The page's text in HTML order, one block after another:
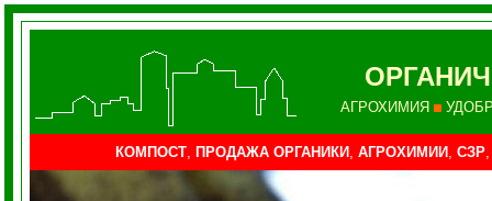
АГРОХИМИЯ
КОМПОСТ, ПРОДАЖА ОРГАНИКИ , АГРОХИМИИ , СЗР,